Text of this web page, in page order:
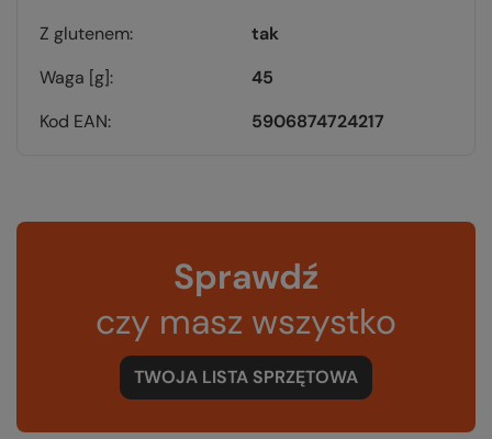
Z glutenem
tak
Waga [g]
45
Kod EAN
5906874724217
Sprawdź
czy masz wszystko
TWOJA LISTA SPRZĘTOWA